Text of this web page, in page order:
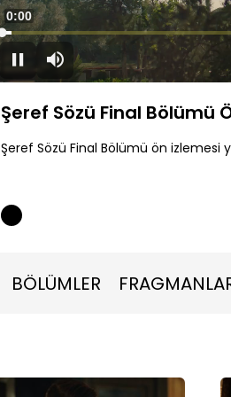
DuraklatSessiz
Süre
0:00
Yüklendi:
1.50%
Şeref Sözü Final Bölümü
Şeref Sözü Final Bölümü ön izlemesi
BÖLÜMLER